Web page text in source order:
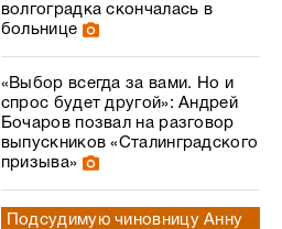
волгоградка скончалась в
больнице
«Выбор всегда за вами. Но и
спрос будет другой»: Андрей
Бочаров позвал на разговор
выпускников «Сталинградского
призыва»
Подсудимую чиновницу Анну